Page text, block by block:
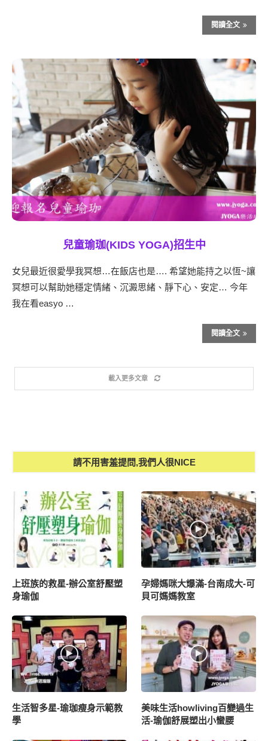
閱讀全文
兒童瑜珈(KIDS YOGA)招生中
女兒最近很愛學我冥想…在飯店也是…. 希望她能持之以恆~讓
冥想可以幫助她穩定情緒、沉澱思緒、靜下心、安定… 今年
我在看easyo …
閱讀全文
載入更多文章
請不用害羞提問,我們人很NICE
上班族的救星-辦公室舒壓塑
身瑜伽
孕婦媽咪大爆滿-台南成大-可
貝可媽媽教室
生活智多星-瑜珈瘦身示範教
學
美味生活howliving百變過生
活-瑜伽舒展塑出小蠻腰